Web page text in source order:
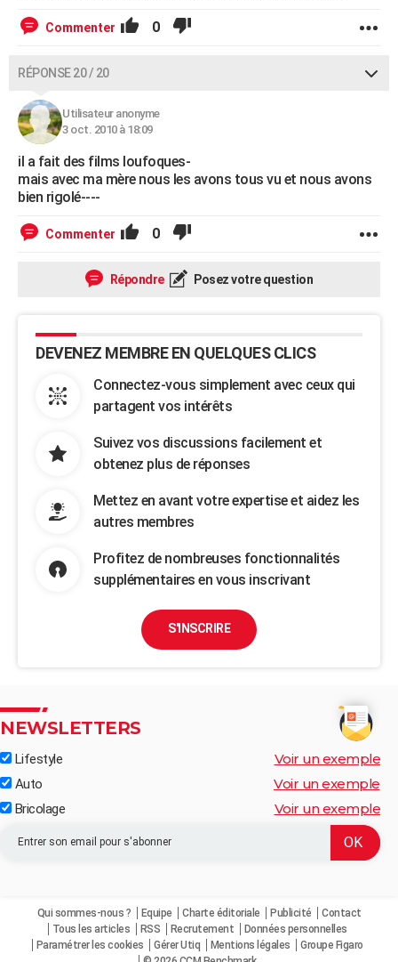
Commenter 0
RÉPONSE 20 / 20
Utilisateur anonyme
3 oct. 2010 à 18:09
il a fait des films loufoques-
mais avec ma mère nous les avons tous vu et nous avons
bien rigolé----
Commenter 0
Répondre Posez votre question
DEVENEZ MEMBRE EN QUELQUES CLICS
Connectez-vous simplement avec ceux qui
partagent vos intérêts
Suivez vos discussions facilement et
obtenez plus de réponses
Mettez en avant votre expertise et aidez les
autres membres
Profitez de nombreuses fonctionnalités
supplémentaires en vous inscrivant
S'INSCRIRE
NEWSLETTERS
Lifestyle Voir un exemple
Auto Voir un exemple
Bricolage Voir un exemple
Qui sommes-nous ? Equipe Charte éditoriale Publicité
Contact
Tous les articles
RSS Recrutement
Données personnelles
Paramétrer les cookies
Gérer Utiq Mentions légales
Groupe Figaro